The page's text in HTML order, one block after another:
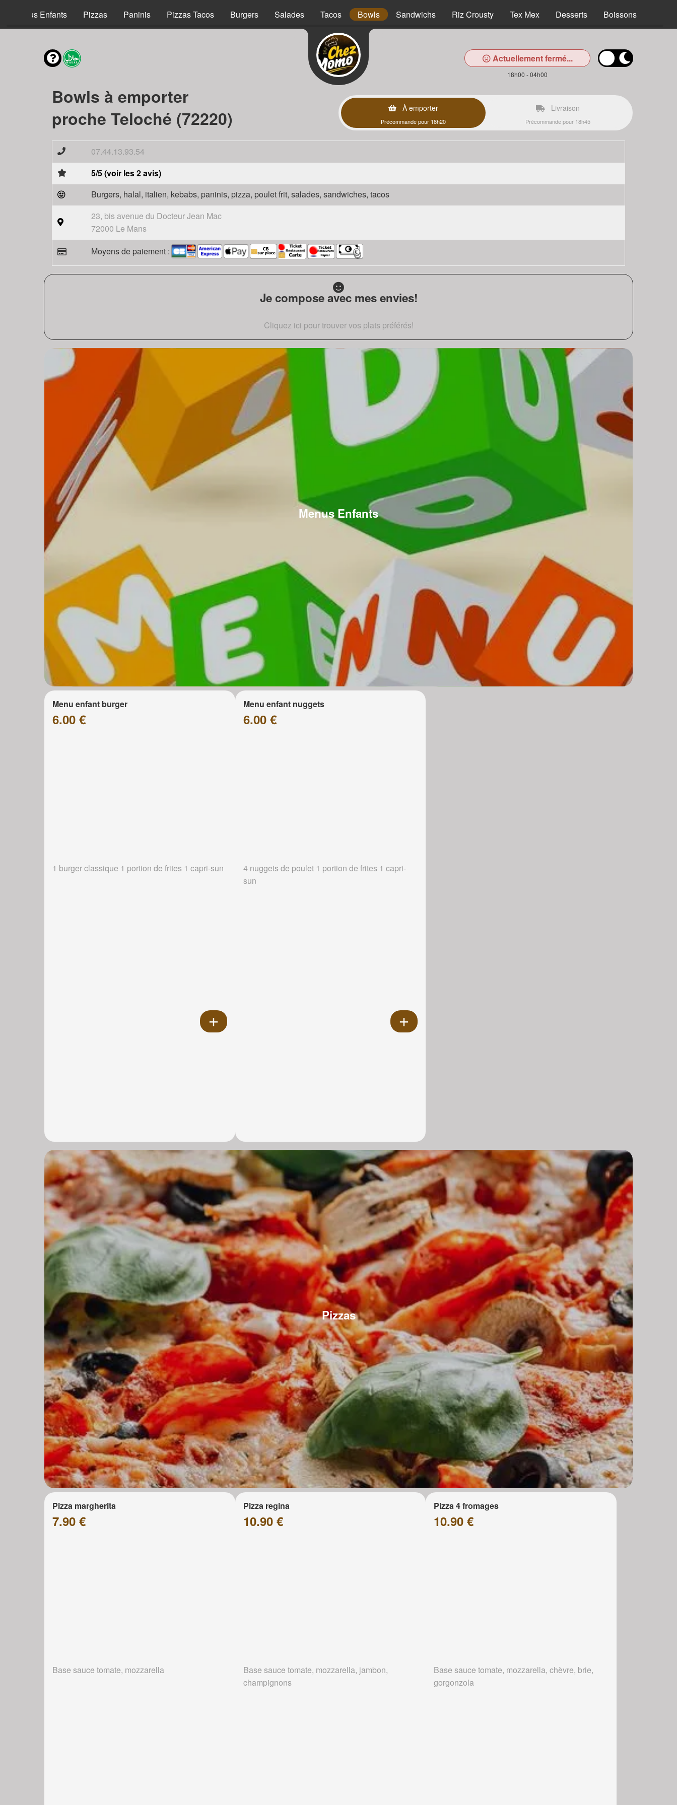
Menus Enfants Pizzas Paninis Pizzas Tacos Burgers Salades Tacos Bowls Sandwichs Riz Crousty Tex Mex Desserts Boissons
Actuellement fermé...
18h00 - 04h00
Bowls à emporter
proche Teloché (72220)
À emporter
Précommande pour 18h20
Livraison
Précommande pour 18h45
07.44.13.93.54
5/5 (voir les 2 avis)
Burgers, halal, italien, kebabs, paninis, pizza, poulet frit, salades, sandwiches, tacos
23, bis avenue du Docteur Jean Mac
72000 Le Mans
Moyens de paiement :
Je compose avec mes envies!
Cliquez ici pour trouver vos plats préférés!
Menus Enfants
Menu enfant burger
6.00 €
1 burger classique 1 portion de frites 1 capri-sun
Menu enfant nuggets
6.00 €
4 nuggets de poulet 1 portion de frites 1 capri-
sun
Pizzas
Pizza margherita
7.90 €
Base sauce tomate, mozzarella
Pizza regina
10.90 €
Base sauce tomate, mozzarella, jambon,
champignons
Pizza 4 fromages
10.90 €
Base sauce tomate, mozzarella, chèvre, brie,
gorgonzola